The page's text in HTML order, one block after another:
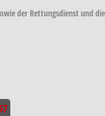
der Rettungsdienst und